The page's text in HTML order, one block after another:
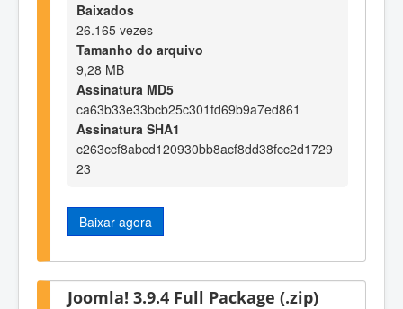
Baixados
26.165 vezes
Tamanho do arquivo
9,28 MB
Assinatura MD5
ca63b33e33bcb25c301fd69b9a7ed861
Assinatura SHA1
c263ccf8abcd120930bb8acf8dd38fcc2d1729
23
Baixar agora
Joomla! 3.9.4 Full Package (.zip)